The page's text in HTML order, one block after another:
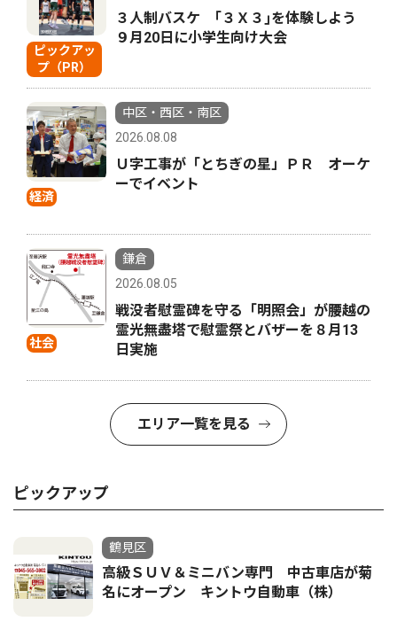
ピックアッ
プ（PR）
３人制バスケ ｢３Ｘ３｣を体験しよう
９月20日に小学生向け大会
経済
中区・西区・南区
2026.08.08
Ｕ字工事が「とちぎの星」ＰＲ オーケ
ーでイベント
社会
鎌倉
2026.08.05
戦没者慰霊碑を守る「明照会」が腰越の
霊光無盡塔で慰霊祭とバザーを８月13
日実施
エリア一覧を見る
ピックアップ
鶴見区
高級ＳＵＶ＆ミニバン専門 中古車店が菊
名にオープン キントウ自動車（株）